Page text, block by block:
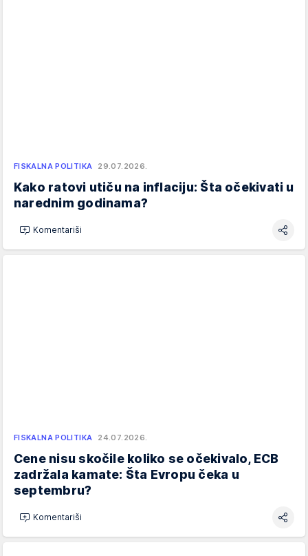
FISKALNA POLITIKA 29.07.2026.
Kako ratovi utiču na inflaciju: Šta očekivati u
narednim godinama?
Komentariši
FISKALNA POLITIKA 24.07.2026.
Cene nisu skočile koliko se očekivalo, ECB
zadržala kamate: Šta Evropu čeka u
septembru?
Komentariši